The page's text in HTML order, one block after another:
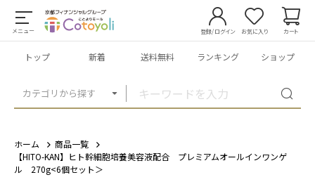
メニュー
カテゴリから探す
登録/ログイン お気に入り カート
トップ 新着 送料無料 ランキング ショップ
ホーム
商品一覧
【HITO-KAN】ヒト幹細胞培養美容液配合 プレミアムオールインワンゲ
ル 270g<6個セット＞